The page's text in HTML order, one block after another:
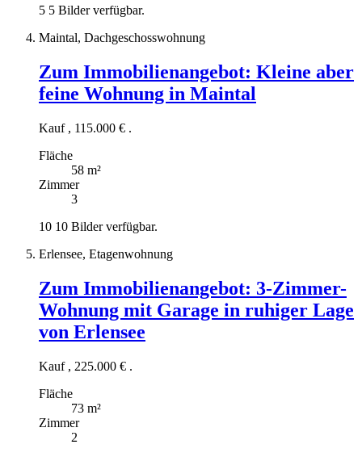
5 5 Bilder verfügbar.
Maintal, Dachgeschosswohnung
Zum Immobilienangebot: Kleine aber
feine Wohnung in Maintal
Kauf , 115.000 € .
Fläche
58 m²
Zimmer
3
10 10 Bilder verfügbar.
Erlensee, Etagenwohnung
Zum Immobilienangebot: 3-Zimmer-
Wohnung mit Garage in ruhiger Lage
von Erlensee
Kauf , 225.000 € .
Fläche
73 m²
Zimmer
2